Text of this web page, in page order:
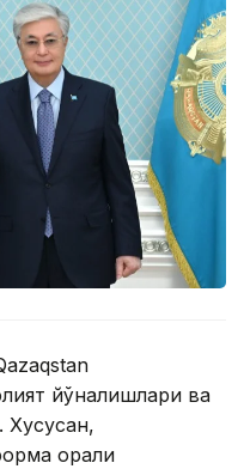
йўналишлари ва
Хусусан,
орқали